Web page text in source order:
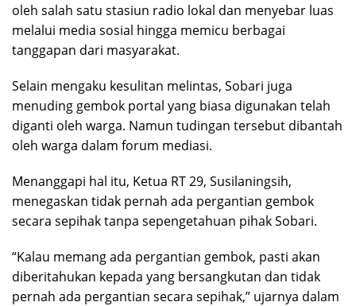
oleh salah satu stasiun radio lokal dan menyebar luas
melalui media sosial hingga memicu berbagai
tanggapan dari masyarakat.
Selain mengaku kesulitan melintas, Sobari juga
menuding gembok portal yang biasa digunakan telah
diganti oleh warga. Namun tudingan tersebut dibantah
oleh warga dalam forum mediasi.
Menanggapi hal itu, Ketua RT 29, Susilaningsih,
menegaskan tidak pernah ada pergantian gembok
secara sepihak tanpa sepengetahuan pihak Sobari.
“Kalau memang ada pergantian gembok, pasti akan
diberitahukan kepada yang bersangkutan dan tidak
pernah ada pergantian secara sepihak,” ujarnya dalam